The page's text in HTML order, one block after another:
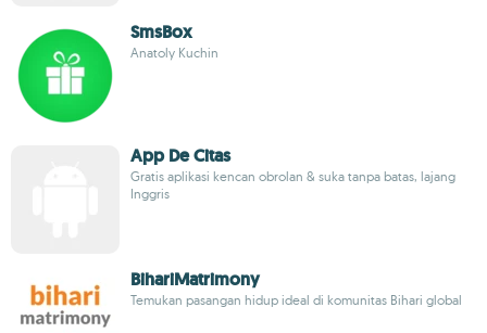
SmsBox
Anatoly Kuchin
App De Citas
Gratis aplikasi kencan obrolan & suka tanpa batas, lajang
Inggris
BihariMatrimony
Temukan pasangan hidup ideal di komunitas Bihari global